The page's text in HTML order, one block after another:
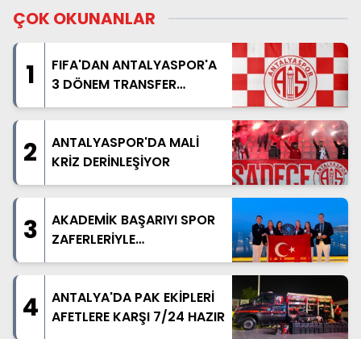
ÇOK OKUNANLAR
1
FIFA'DAN ANTALYASPOR'A
3 DÖNEM TRANSFER
YASAĞI
2
ANTALYASPOR'DA MALİ
KRİZ DERİNLEŞİYOR
3
AKADEMİK BAŞARIYI SPOR
ZAFERLERİYLE
TAÇLANDIRDILAR
4
ANTALYA'DA PAK EKİPLERİ
AFETLERE KARŞI 7/24 HAZIR